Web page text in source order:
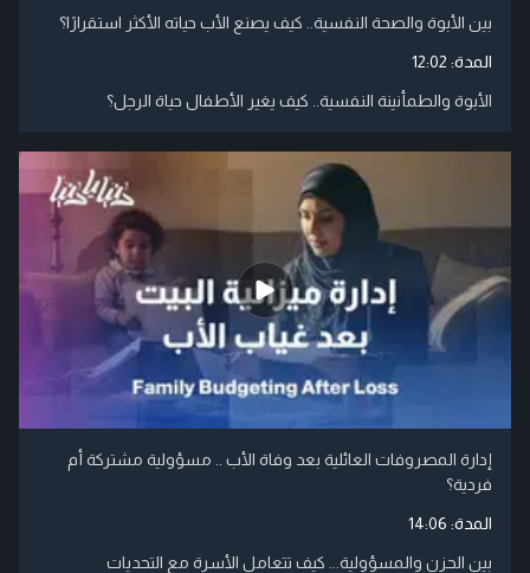
بين الأبوة والصحة النفسية.. كيف يصنع الأب حياته الأكثر استقرارًا؟
المدة: 12:02
الأبوة والطمأنينة النفسية.. كيف يغير الأطفال حياة الرجل؟
إدارة المصروفات العائلية بعد وفاة الأب .. مسؤولية مشتركة أم
فردية؟
المدة: 14:06
بين الحزن والمسؤولية... كيف تتعامل الأسرة مع التحديات